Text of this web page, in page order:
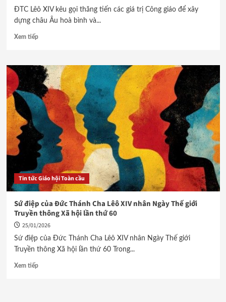
ĐTC Lêô XIV kêu gọi thăng tiến các giá trị Công giáo để xây
dựng châu Âu hoà bình và...
Xem tiếp
Tin tức Giáo hội Toàn cầu
Sứ điệp của Đức Thánh Cha Lêô XIV nhân Ngày Thế giới
Truyền thông Xã hội lần thứ 60
25/01/2026
Sứ điệp của Đức Thánh Cha Lêô XIV nhân Ngày Thế giới
Truyền thông Xã hội lần thứ 60 Trong...
Xem tiếp